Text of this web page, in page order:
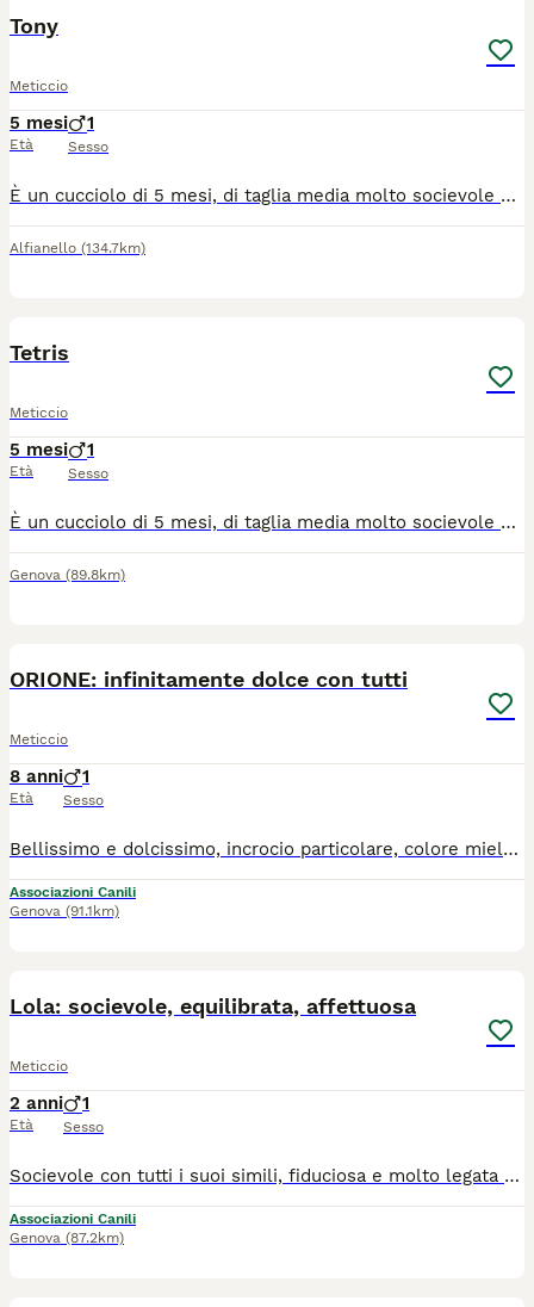
Tony
Meticcio
5 mesi
Età
1
Sesso
È un cucciolo di 5 mesi, di taglia media molto socievole con gli altri cani ed affettuoso con le persone, ma avrà bisogno di educazione e socialità e tempo a disposizione da dedicare a lui. Si trova in provincia di Salerno, ma può raggiungere anche il centro qNord. Se interessati lasciate un messaggio di presentazione con età tipologia di abitazione tempo dedicare i cani specificando se il cane sta dentro oppure fuori.
Alfianello (134.7km)
Tetris
Meticcio
5 mesi
Età
1
Sesso
È un cucciolo di 5 mesi, di taglia media molto socievole con gli altri cani ed affettuoso con le persone, ma avrà bisogno di educazione e socialità e tempo a disposizione da dedicare a lui. Si trova in provincia di Salerno, ma può raggiungere anche il centro qNord. Se interessati lasciate un messaggio di presentazione con età tipologia di abitazione tempo dedicare i cani specificando se il cane sta dentro oppure fuori.
Genova (89.8km)
ORIONE: infinitamente dolce con tutti
Meticcio
8 anni
Età
1
Sesso
Bellissimo e dolcissimo, incrocio particolare, colore miele splendente, amico di tutti, compatibile con adulti e bimbi, equilibrato, affettuoso, bravo in passeggiata, sano, (negativo al test della leishmania e a tutte le malattie mediterranee): Orione è una creatura meravigliosa, portato in canile e da lì più uscito....non conosciamo la sua storia, sappiamo solo che desideriamo per lui una bella famiglia, la felicità che merita, la libertà e la serenità..... taglia media grande per 30 kg, 8 anni, microchippato, vaccinato, castrato, sguardo infinitamente dolce e profondo....cerca amore....e noi cerchiamo amore per lui.....si trova in provincia di Caserta e raggiunge tutto il centro e nord tramite staffetta autorizzata e previo iter conoscitivo con l'adottante. Per informazioni contattare Stefania Mazzella, (Cuore di Cane Odv) al numero whatsapp 3473107846. Grazie di cuore
Associazioni Canili
Genova (91.1km)
Lola: socievole, equilibrata, affettuosa
Meticcio
2 anni
Età
1
Sesso
Socievole con tutti i suoi simili, fiduciosa e molto legata alle persone, compatibile con i gatti (anche con le galline), allegra ed estremamente dolce, obbediente ed equilibrata, Lola è davvero un tesoro.... taglia media per 20 kg, circa 2 anni, è brava al guinzaglio, gestisce perfettamente la passeggiata libera, rispondendo al richiamo anche in mezzo alla natura. Nella vita quotidiana Lola si mostra molto tranquilla, non abbaia ed è in grado anche di stare da sola: trovata abbandonata davanti al canile, si trova in stallo in provincia di Pisa e per una bella adozione raggiunge tutto il centro e nord tramite staffetta autorizzata e previo iter conoscitivo con l'adottante. Perfetta per tutta la famiglia, Lola è vaccinata, microchippata, sterilizzata e negativa al test della leishmania. Per informazioni contattare Lena al 3381548817 o Stefania Mazzella al 3473107846. (È gradita una breve presentazione via sms o whatsapp). Grazie
Associazioni Canili
Genova (87.2km)